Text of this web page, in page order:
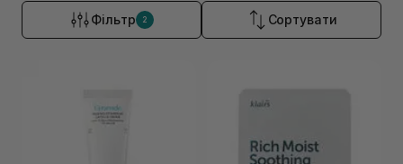
Фільтр 2 Сортувати